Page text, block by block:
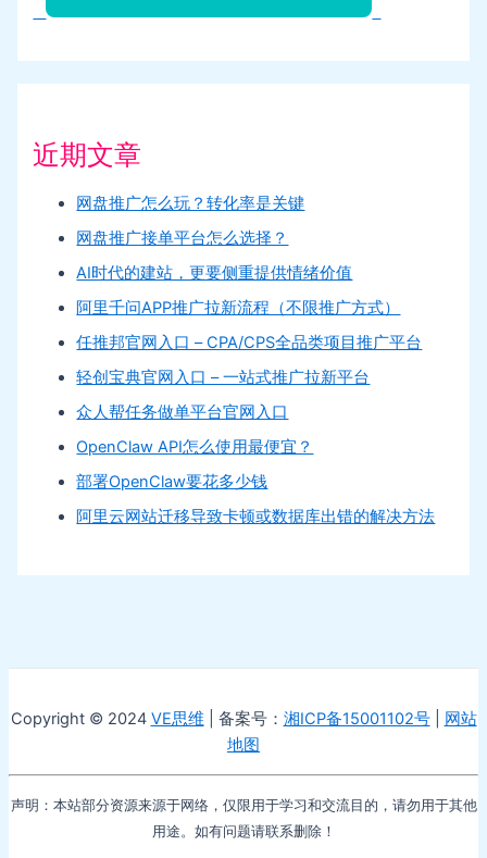
近期文章
网盘推广怎么玩？转化率是关键
网盘推广接单平台怎么选择？
AI时代的建站，更要侧重提供情绪价值
阿里千问APP推广拉新流程（不限推广方式）
任推邦官网入口 – CPA/CPS全品类项目推广平台
轻创宝典官网入口 – 一站式推广拉新平台
众人帮任务做单平台官网入口
OpenClaw API怎么使用最便宜？
部署OpenClaw要花多少钱
阿里云网站迁移导致卡顿或数据库出错的解决方法
Copyright © 2024 VE思维 | 备案号： 湘ICP备15001102号| 网站
地图
声明：本站部分资源来源于网络，仅限用于学习和交流目的，请勿用于其他
用途。如有问题请联系删除！